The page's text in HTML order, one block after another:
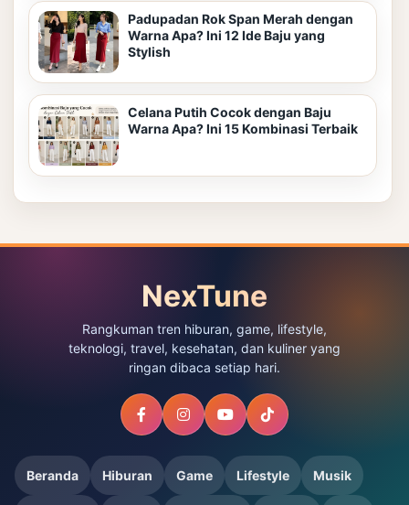
Padupadan Rok Span Merah dengan
Warna Apa? Ini 12 Ide Baju yang
Stylish
Celana Putih Cocok dengan Baju
Warna Apa? Ini 15 Kombinasi Terbaik
NexTune
Rangkuman tren hiburan, game, lifestyle,
teknologi, travel, kesehatan, dan kuliner yang
ringan dibaca setiap hari.
Beranda Hiburan Game Lifestyle Musik